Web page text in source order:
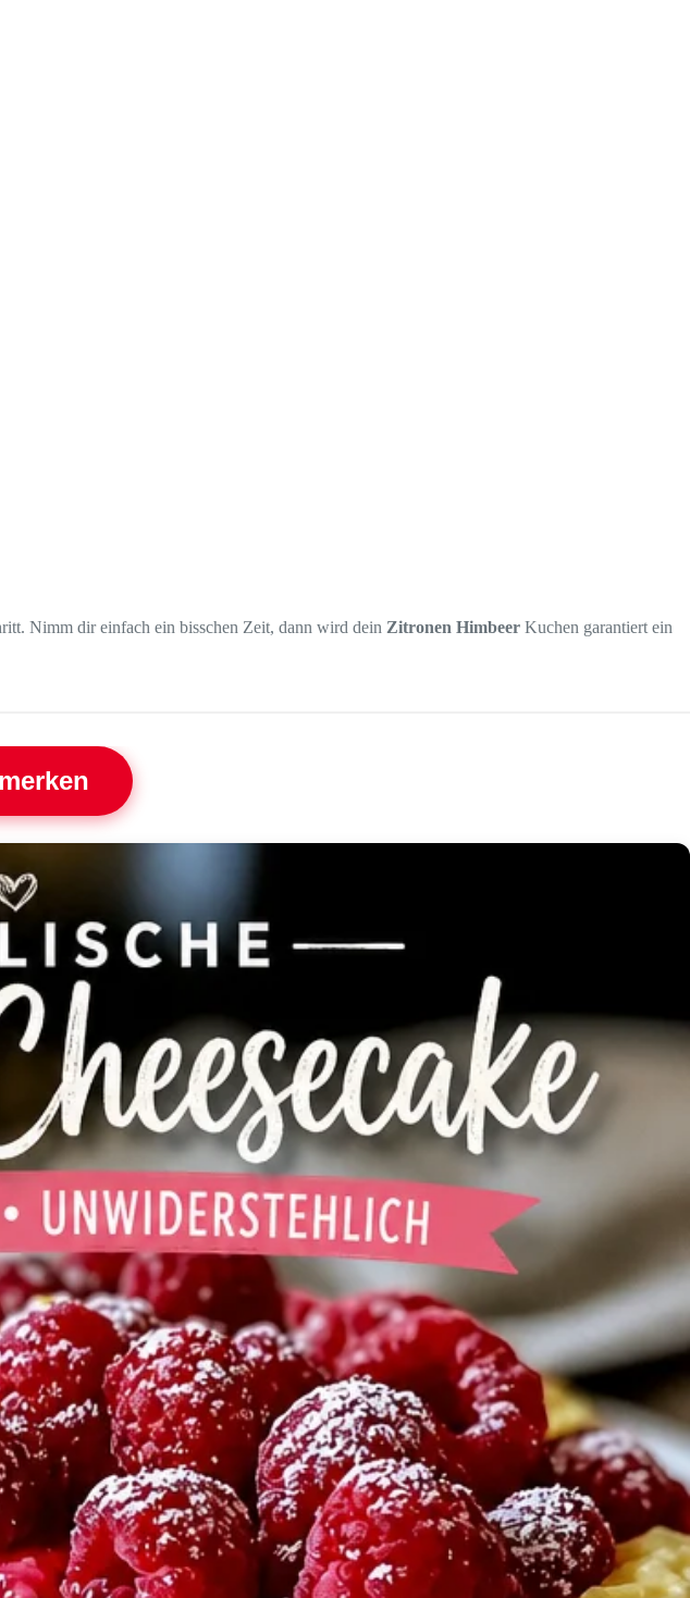
Nimm dir einfach ein bisschen Zeit, dann wird dein Zitronen Himbeer Kuchen garantiert ein